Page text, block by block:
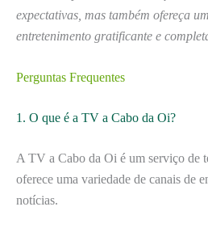
expectativas, mas também ofereça
entretenimento gratificante e
Perguntas Frequentes
1. O que é a TV a Cabo da Oi?
A TV a Cabo da Oi é um serviço de
oferece uma variedade de canais de
notícias.